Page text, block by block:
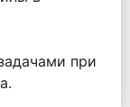
при